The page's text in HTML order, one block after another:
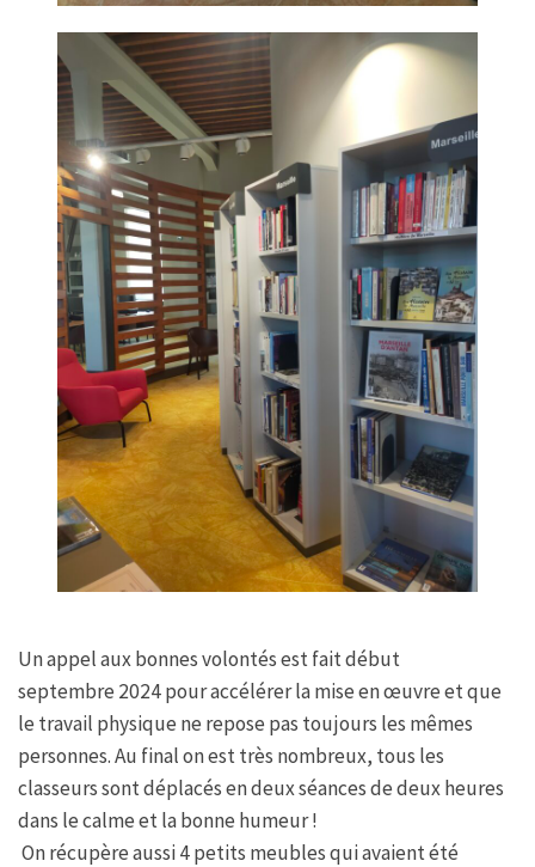
Un appel aux bonnes volontés est fait début
septembre 2024 pour accélérer la mise en œuvre et que
le travail physique ne repose pas toujours les mêmes
personnes. Au final on est très nombreux, tous les
classeurs sont déplacés en deux séances de deux heures
dans le calme et la bonne humeur !
On récupère aussi 4 petits meubles qui avaient été